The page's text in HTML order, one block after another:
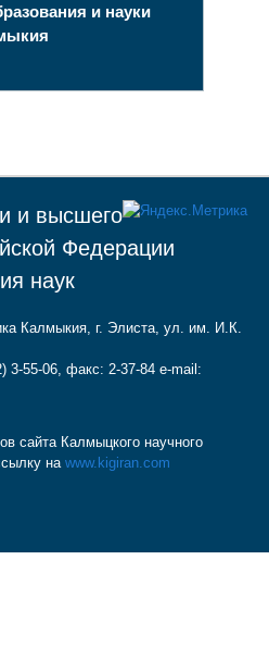
и науки
и высшего
Федерации
наук
Калмыкия, г. Элиста, ул. им. И.К.
3-55-06, факс: 2-37-84 e-mail:
сайта Калмыцкого научного
на www.kigiran.com